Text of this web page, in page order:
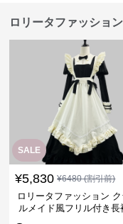
ロリータファッショ
SALE
¥5,830 ¥6480(割引前)
ロリータファッション ク
ルメイド風フリル付き長